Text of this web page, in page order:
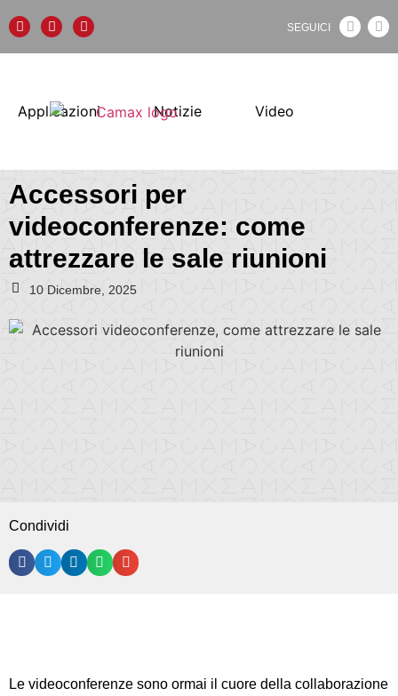
SEGUICI
Applicazioni Notizie Video
Accessori per
videoconferenze: come
attrezzare le sale riunioni
10 Dicembre, 2025
Condividi
Le videoconferenze sono ormai il cuore della collaborazione